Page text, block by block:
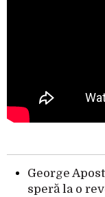
George
speră la o